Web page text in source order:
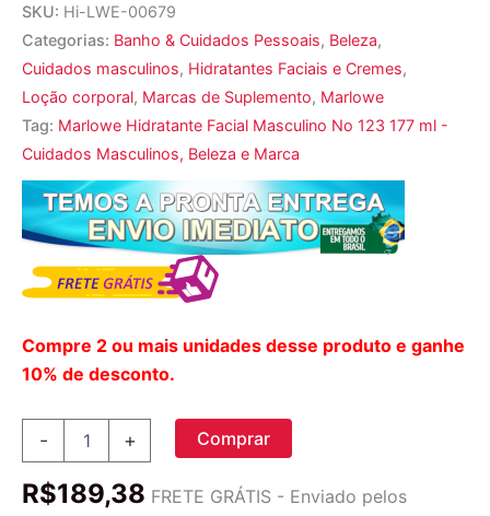
SKU: Hi-LWE-00679
Categorias: Banho & Cuidados Pessoais, Beleza,
Cuidados masculinos, Hidratantes Faciais e Cremes,
Loção corporal, Marcas de Suplemento, Marlowe
Tag: Marlowe Hidratante Facial Masculino No 123 177 ml -
Cuidados Masculinos, Beleza e Marca
Compre 2 ou mais unidades desse produto e ganhe
10% de desconto.
-
Hidratante
masculino,
+ Comprar
R$189,38 FRETE GRÁTIS - Enviado pelos